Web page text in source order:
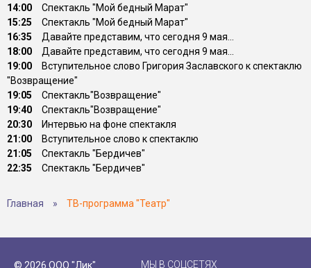
14:00
Спектакль "Мой бедный Марат"
15:25
Спектакль "Мой бедный Марат"
16:35
Давайте представим, что сегодня 9 мая...
18:00
Давайте представим, что сегодня 9 мая...
19:00
Вступительное слово Григория Заславского к спектаклю
"Возвращение"
19:05
Спектакль"Возвращение"
19:40
Спектакль"Возвращение"
20:30
Интервью на фоне спектакля
21:00
Вступительное слово к спектаклю
21:05
Спектакль "Бердичев"
22:35
Спектакль "Бердичев"
Главная » ТВ-программа "Театр"
© 2026 ООО "Лик" МЫ В СОЦСЕТЯХ